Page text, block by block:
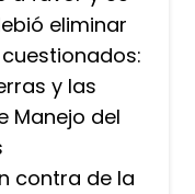
eliminar
y las
Manejo del
contra de la